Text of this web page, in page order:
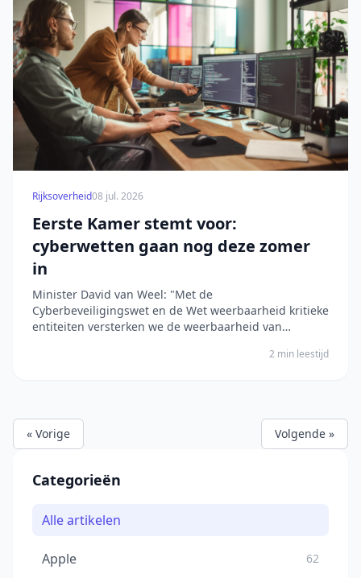
Rijksoverheid08 jul. 2026
Eerste Kamer stemt voor:
cyberwetten gaan nog deze zomer
in
Minister David van Weel: "Met de
Cyberbeveiligingswet en de Wet weerbaarheid kritieke
entiteiten versterken we de weerbaarheid van
Kamer stemt voor: cyberwetten gaan nog deze zomer
2 min leestijd
« Vorige Volgende »
Categorieën
Alle artikelen
Apple 62